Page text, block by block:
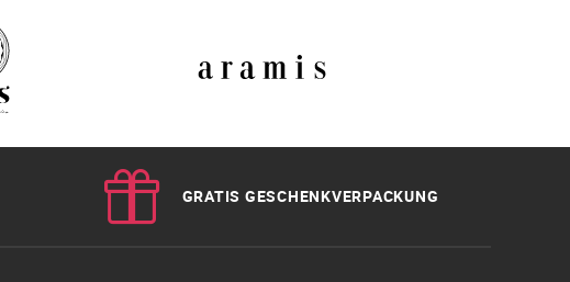
GRATIS GESCHENKVERPACKUNG